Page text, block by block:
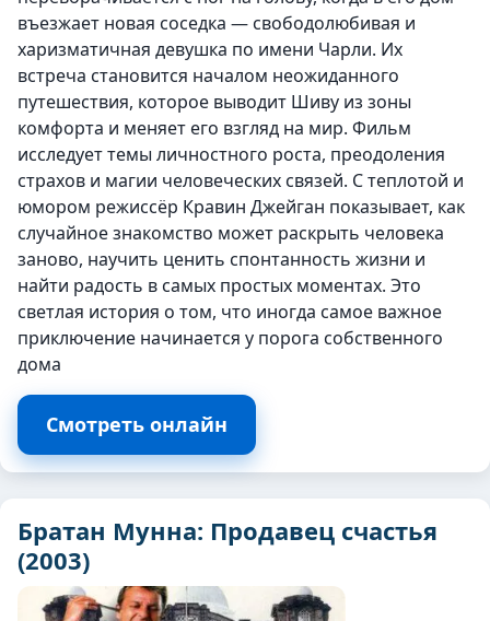
въезжает новая соседка — свободолюбивая и
харизматичная девушка по имени Чарли. Их
встреча становится началом неожиданного
путешествия, которое выводит Шиву из зоны
комфорта и меняет его взгляд на мир. Фильм
исследует темы личностного роста, преодоления
страхов и магии человеческих связей. С теплотой и
юмором режиссёр Кравин Джейган показывает, как
случайное знакомство может раскрыть человека
заново, научить ценить спонтанность жизни и
найти радость в самых простых моментах. Это
светлая история о том, что иногда самое важное
приключение начинается у порога собственного
дома
Смотреть онлайн
Братан Мунна: Продавец счастья
(2003)